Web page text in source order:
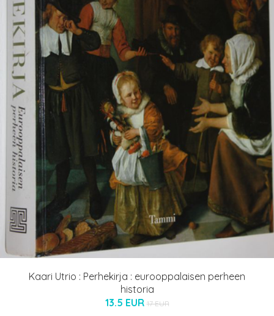
Kaari Utrio : Perhekirja : eurooppalaisen perheen
historia
13.5 EUR 17 EUR